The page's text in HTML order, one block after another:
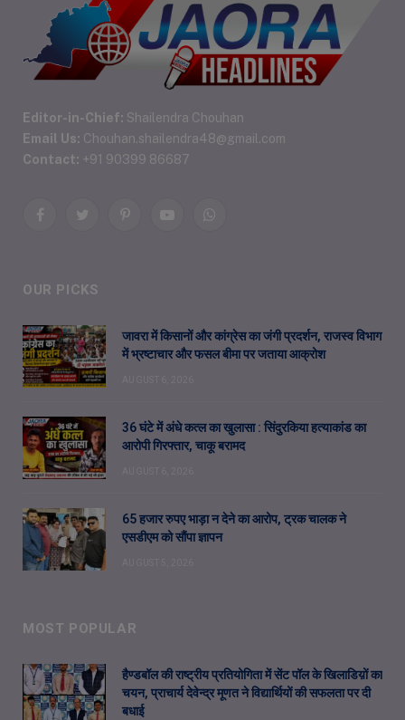
Editor-in-Chief: Shailendra Chouhan
Email Us: Chouhan.shailendra48@gmail.com
Contact: +91 90399 86687
FacebookTwitterPinterestYouTubeWhatsApp
OUR PICKS
जावरा में किसानों और कांग्रेस का जंगी प्रदर्शन, राजस्व विभाग
में भ्रष्टाचार और फसल बीमा पर जताया आक्रोश
36 घंटे में अंधे कत्ल का खुलासा : सिंदुरकिया हत्याकांड का
आरोपी गिरफ्तार, चाकू बरामद
65 हजार रुपए भाड़ा न देने का आरोप, ट्रक चालक ने
एसडीएम को सौंपा ज्ञापन
MOST POPULAR
हैण्डबॉल की राष्ट्रीय प्रतियोगिता में सेंट पॉल के खिलाडिय़ों का
चयन, प्राचार्य देवेन्द्र मूणत ने विद्यार्थियों की सफलता पर दी
बधाई